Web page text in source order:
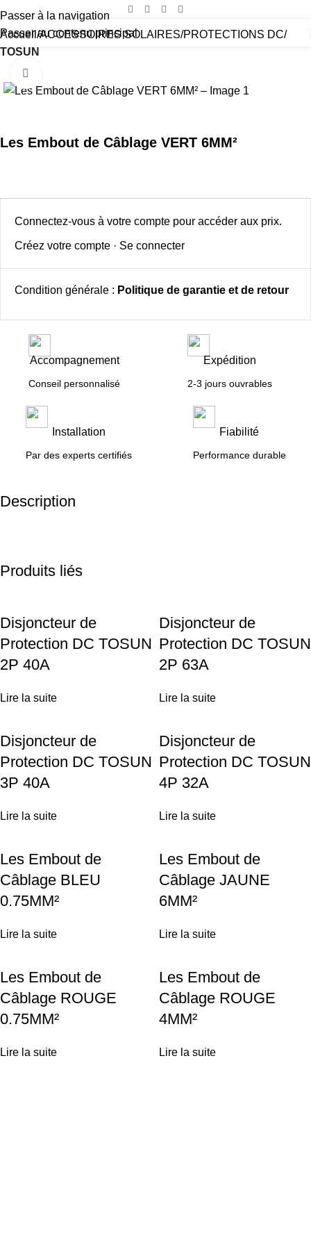
Passer à la navigation
Passer au contenu principal
Accueil ACCESSOIRES SOLAIRES PROTECTIONS DC
TOSUN
Les Embout de Câblage VERT 6MM²
Connectez-vous à votre compte pour accéder aux prix.
Créez votre compte · Se connecter
Condition générale : Politique de garantie et de retour
Accompagnement
Conseil personnalisé
Expédition
2-3 jours ouvrables
Installation
Par des experts certifiés
Fiabilité
Performance durable
Description
Produits liés
Disjoncteur de
Protection DC TOSUN
2P 40A
Lire la suite
Disjoncteur de
Protection DC TOSUN
2P 63A
Lire la suite
Disjoncteur de
Protection DC TOSUN
3P 40A
Lire la suite
Disjoncteur de
Protection DC TOSUN
4P 32A
Lire la suite
Les Embout de
Câblage BLEU
0.75MM²
Lire la suite
Les Embout de
Câblage JAUNE
6MM²
Lire la suite
Les Embout de
Câblage ROUGE
0.75MM²
Lire la suite
Les Embout de
Câblage ROUGE
4MM²
Lire la suite